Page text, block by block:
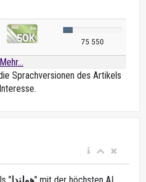
75 550
Mehr...
Sprachversionen des Artikels